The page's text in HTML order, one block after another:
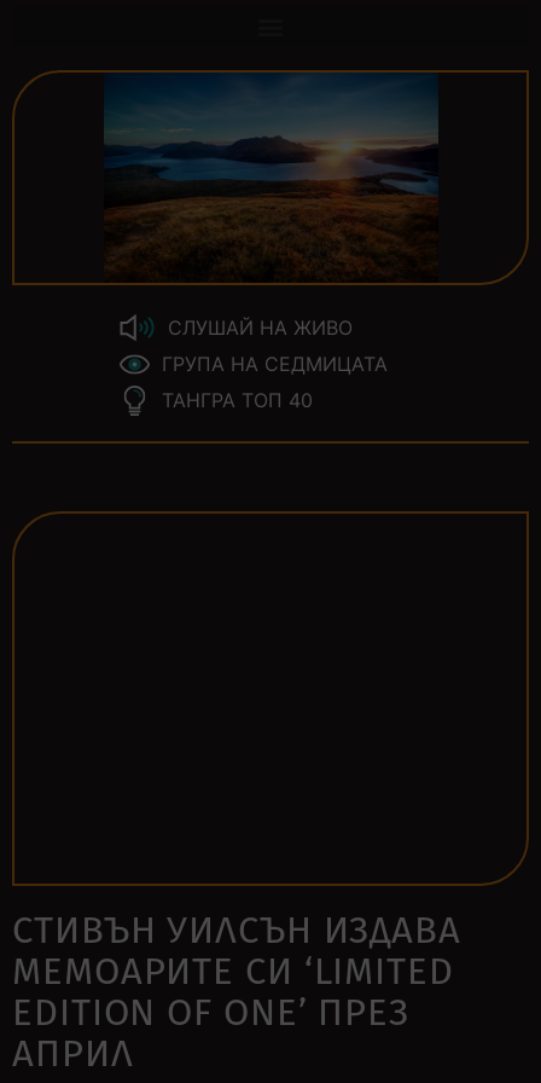
СЛУШАЙ НА ЖИВО
ГРУПА НА СЕДМИЦАТА
ТАНГРА ТОП 40
СТИВЪН УИЛСЪН ИЗДАВА
МЕМОАРИТЕ СИ ‘LIMITED
EDITION OF ONE’ ПРЕЗ
АПРИЛ